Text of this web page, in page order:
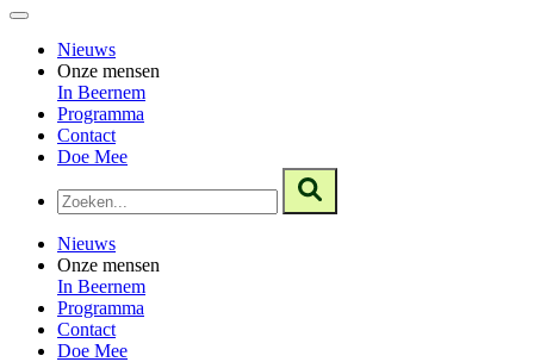
Nieuws
Onze mensen
In Beernem
Programma
Contact
Doe Mee
Nieuws
Onze mensen
In Beernem
Programma
Contact
Doe Mee